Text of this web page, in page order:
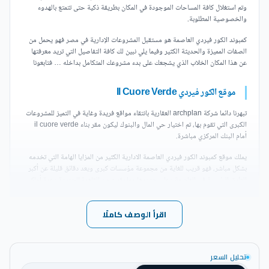
وتم استغلال كافة المساحات الموجودة في المكان بطريقة ذكية حتى تتمتع بالهدوء
والخصوصية المطلوبة.
كمبوند الكور فيردي العاصمة هو مستقبل المشروعات الإدارية في مصر فهو يحمل من
الصفات المميزة والحديثة الكثير وفيما يلي نبين لك كافة التفاصيل التي تريد معرفتها
عن هذا المكان الخلاب الذي يشجعك على بدء مشروعك المتكامل بداخله … فتابعونا
موقع الكور فيردي Il Cuore Verde
تبهرنا دائما شركة archplan العقارية بانتقاء مواقع فريدة وغاية في التميز للمشروعات
الكبرى التي تقوم بها، تم اختيار حي المال والبنوك ليكون مقر بناء il cuore verde
أمام البنك المركزي مباشرة.
يملك موقع كمبوند الكور فيردي العاصمة الادارية الكثير من المزايا الهامة التي تخدمه
بشكل مباشر، فهو قريب للغاية من مجموعة مؤسسات كبرى ويعد دقائق قليلة عن أكبر
الكور فيردي العاصمة الادارية الجديدة
يعد كمبوند الكور فيردي العاصمة الجديدة بالقرب من محور
محمد بن زايد الذي يعد بمثابة الشريان الرئيسي في العاصمة
اقرأ الوصف كاملًا
تحليل السعر